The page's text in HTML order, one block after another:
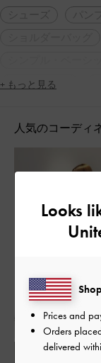
シューズ パン
低身長コーデ
+ もっと見る
人気のコーディ
Looks
Prices and
Orders
delivered